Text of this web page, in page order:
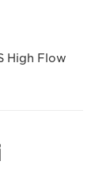
High Flow